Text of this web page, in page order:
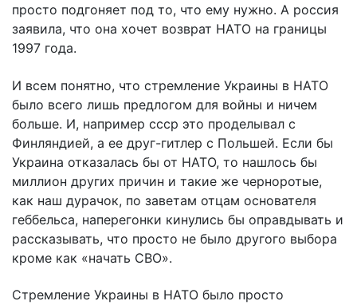
просто подгоняет под то, что ему нужно. А россия
заявила, что она хочет возврат НАТО на границы
1997 года.
И всем понятно, что стремление Украины в НАТО
было всего лишь предлогом для войны и ничем
больше. И, например ссср это проделывал с
Финляндией, а ее друг-гитлер с Польшей. Если бы
Украина отказалась бы от НАТО, то нашлось бы
миллион других причин и такие же черноротые,
как наш дурачок, по заветам отцам основателя
геббельса, наперегонки кинулись бы оправдывать и
рассказывать, что просто не было другого выбора
кроме как «начать СВО».
Стремление Украины в НАТО было просто